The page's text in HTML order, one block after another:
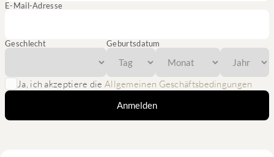
E-Mail-Adresse
Geschlecht Geburtsdatum
Ja, ich akzeptiere die Allgemeinen Geschäftsbedingungen
Anmelden